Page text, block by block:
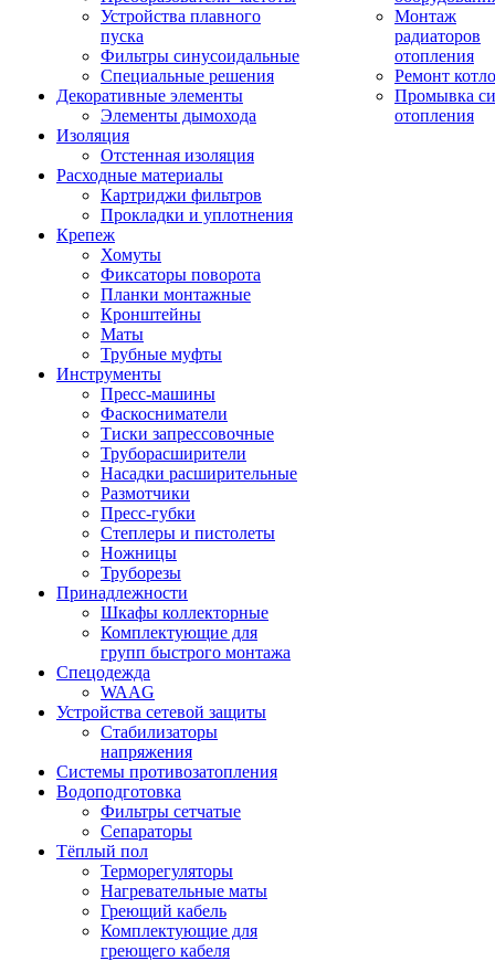
Устройства плавного
пуска
Фильтры синусоидальные
Специальные решения
Декоративные элементы
Элементы дымохода
Изоляция
Отстенная изоляция
Расходные материалы
Картриджи фильтров
Прокладки и уплотнения
Крепеж
Хомуты
Фиксаторы поворота
Планки монтажные
Кронштейны
Маты
Трубные муфты
Инструменты
Пресс-машины
Фаскосниматели
Тиски запрессовочные
Труборасширители
Насадки расширительные
Размотчики
Пресс-губки
Степлеры и пистолеты
Ножницы
Труборезы
Принадлежности
Шкафы коллекторные
Комплектующие для
групп быстрого монтажа
Спецодежда
WAAG
Устройства сетевой защиты
Стабилизаторы
напряжения
Системы противозатопления
Водоподготовка
Фильтры сетчатые
Сепараторы
Тёплый пол
Терморегуляторы
Нагревательные маты
Греющий кабель
Комплектующие для
греющего кабеля
Монтаж
радиаторов
отопления
Ремонт
Промывка
отопления